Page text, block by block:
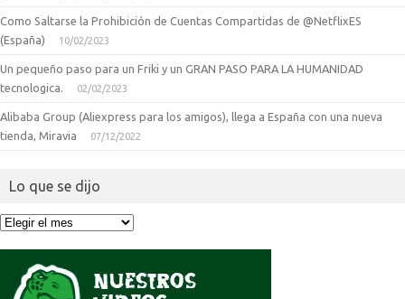
Como Saltarse la Prohibición de Cuentas Compartidas de @NetflixES
(España)
10/02/2023
Un pequeño paso para un Friki y un GRAN PASO PARA LA HUMANIDAD
tecnologica.
02/02/2023
Alibaba Group (Aliexpress para los amigos), llega a España con una nueva
tienda, Miravia
07/12/2022
Lo que se dijo
Lo